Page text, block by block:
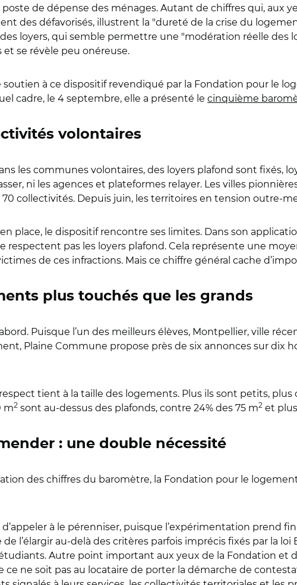
de dépense des ménages. Autant de chiffres qui, aux
des défavorisés, illustrent la "dureté de la crise du
loyers, qui semble permettre une "modération réelle des
se révèle peu onéreuse.
soutien à ce dispositif revendiqué par la Fondation pour le
cadre, le 4 septembre, elle a présenté le cinquième
volontaires
les communes volontaires, des loyers plafond sont fixés,
ni les agences et plateformes relayer. Les villes
70 collectivités. Depuis juin, les territoires en tension outre-
place, le dispositif rencontre ses limites. Dans son
respectent pas les loyers plafond. Cela représente une
de ces infractions. Mais ce chiffre général cache
plus touchés que les grands
Puisque l’un des meilleurs élèves, Montpellier, ville
Plaine Commune propose près de six annonces sur dix
tient à la taille des logements. Plus ils sont petits,
m2 sont au-dessus des plafonds, contre 24% des 75 m2 et
: une double nécessité
des chiffres du baromètre, la Fondation pour le
d’appeler à le pérenniser, puisque l’expérimentation prend
de l’élargir au-delà des critères parfois imprécis fixés par la
Autre point important aux yeux de la Fondation et
ce ne soit pas au locataire de porter la démarche de